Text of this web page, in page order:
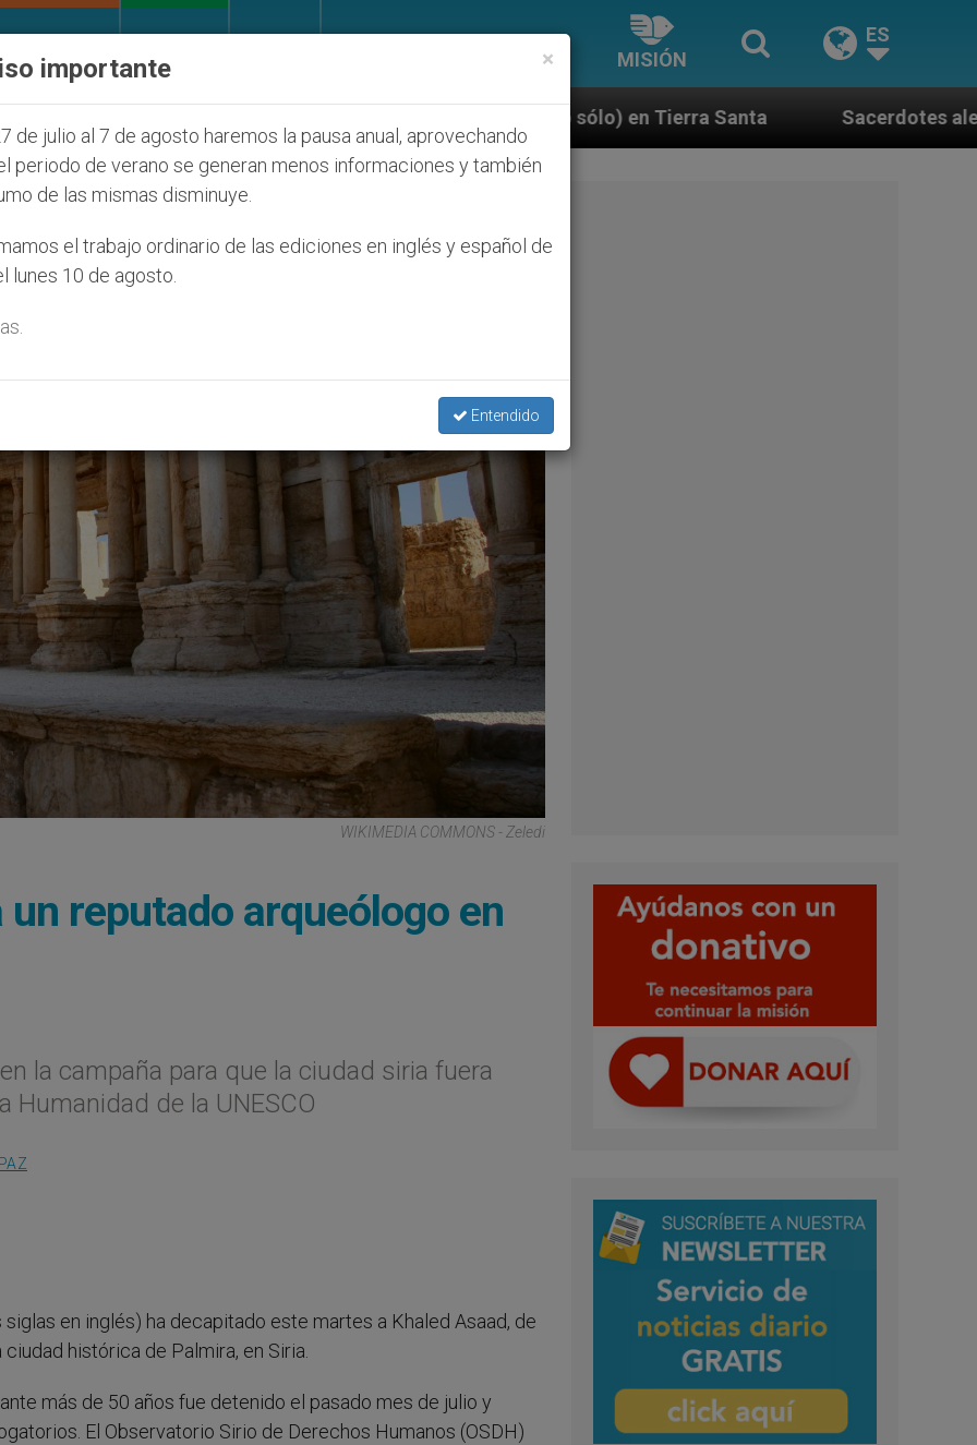
MISIÓN
ES
que afecta a cristianos (y no sólo) en Tierra Santa Sacerdotes alemanes fieles al Papa
WIKIMEDIA COMMONS - Zeledi
un reputado arqueólogo en
la campaña para que la ciudad siria fuera
Humanidad de la UNESCO
en inglés) ha decapitado este martes a Khaled Asaad, de
histórica de Palmira, en Siria.
más de 50 años fue detenido el pasado mes de julio y
El Observatorio Sirio de Derechos Humanos (OSDH)
×
importante
de julio al 7 de agosto haremos la pausa anual, aprovechando
periodo de verano se generan menos informaciones y también
de las mismas disminuye.
el trabajo ordinario de las ediciones en inglés y español de
lunes 10 de agosto.
Entendido